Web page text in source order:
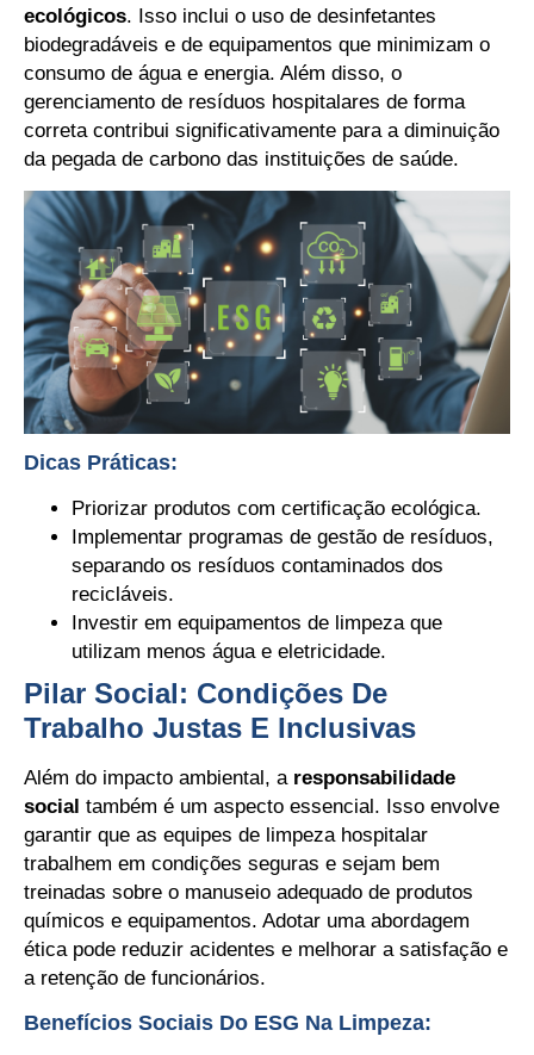
ecológicos. Isso inclui o uso de desinfetantes
biodegradáveis e de equipamentos que minimizam o
consumo de água e energia. Além disso, o
gerenciamento de resíduos hospitalares de forma
correta contribui significativamente para a diminuição
da pegada de carbono das instituições de saúde.
Dicas Práticas:
Priorizar produtos com certificação ecológica.
Implementar programas de gestão de resíduos,
separando os resíduos contaminados dos
recicláveis.
Investir em equipamentos de limpeza que
utilizam menos água e eletricidade.
Pilar Social: Condições De
Trabalho Justas E Inclusivas
Além do impacto ambiental, a responsabilidade
social também é um aspecto essencial. Isso envolve
garantir que as equipes de limpeza hospitalar
trabalhem em condições seguras e sejam bem
treinadas sobre o manuseio adequado de produtos
químicos e equipamentos. Adotar uma abordagem
ética pode reduzir acidentes e melhorar a satisfação e
a retenção de funcionários.
Benefícios Sociais Do ESG Na Limpeza: